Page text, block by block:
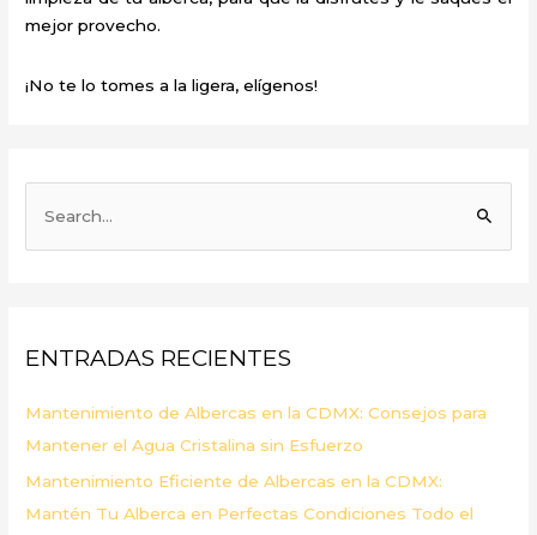
mejor provecho.
¡No te lo tomes a la ligera, elígenos!
r
o
r
:
ENTRADAS RECIENTES
Mantenimiento de Albercas en la CDMX: Consejos para
Mantener el Agua Cristalina sin Esfuerzo
Mantenimiento Eficiente de Albercas en la CDMX:
Mantén Tu Alberca en Perfectas Condiciones Todo el